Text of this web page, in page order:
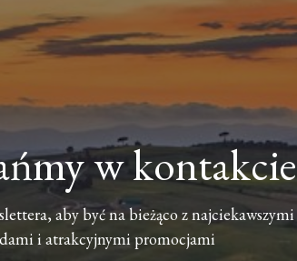
w kontakcie
aby być na bieżąco z najciekawszymi
i atrakcyjnymi promocjami